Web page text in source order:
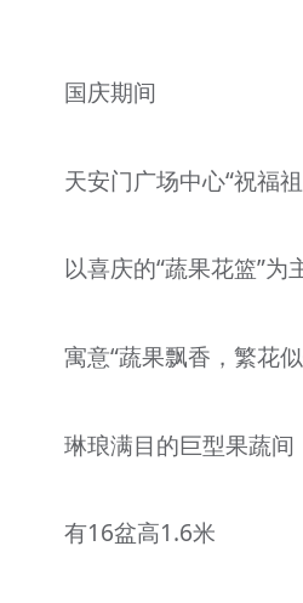
国庆期间
天安门广场中心“祝福
以喜庆的“蔬果花篮”为
寓意“蔬果飘香，繁花
琳琅满目的巨型果蔬间
有16盆高1.6米